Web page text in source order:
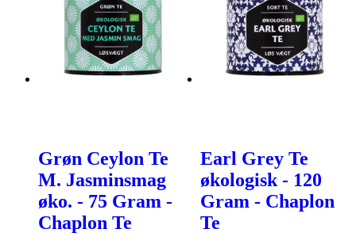
Grøn Ceylon Te
M. Jasminsmag
øko. - 75 Gram -
Chaplon Te
Earl Grey Te
økologisk - 120
Gram - Chaplon
Te